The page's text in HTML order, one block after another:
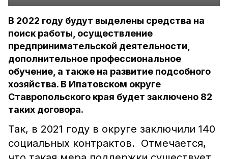
В 2022 году будут выделены средства на
поиск работы, осуществление
предпринимательской деятельности,
дополнительное профессиональное
обучение, а также на развитие подсобного
хозяйства. В Ипатовском округе
Ставропольского края будет заключено 82
таких договора.
Так, в 2021 году в округе заключили 140
социальных контрактов. Отмечается,